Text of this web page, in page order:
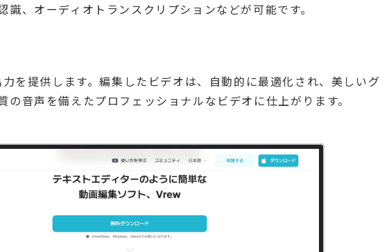
識、オーディオトランスクリプションなどが可能です。
を提供します。編集したビデオは、自動的に最適化され、美しいグ
の音声を備えたプロフェッショナルなビデオに仕上がります。